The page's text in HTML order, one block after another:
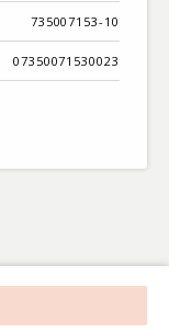
735007153-10
07350071530023